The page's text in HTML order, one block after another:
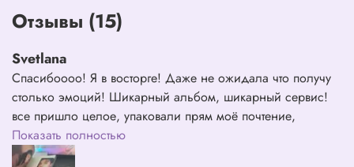
- Фотокарта Apple Music ( 1 из 8 )
Отзывы (15)
Svetlana
Спасибоооо! Я в восторге! Даже не ожидала что получу
столько эмоций! Шикарный альбом, шикарный сервис!
все пришло целое, упаковали прям моё почтение,
господа!))
Показать полностью